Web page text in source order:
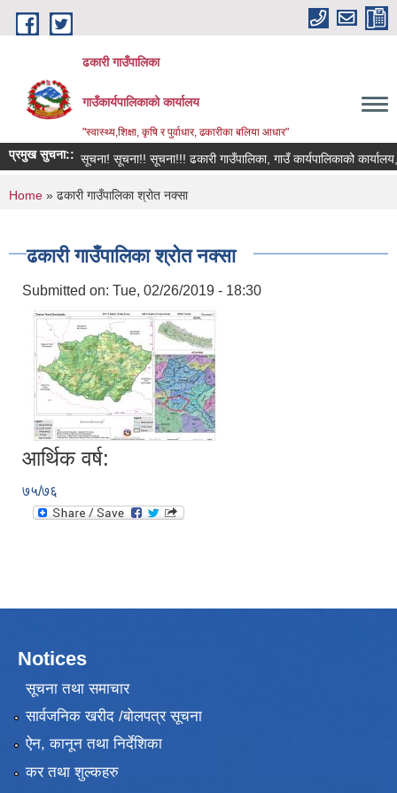
Skip to main content
ढकारी गाउँपालिका
गाउँकार्यपालिकाको कार्यालय
"स्वास्थ्य,शिक्षा, कृषि र पुर्वाधार, ढकारीका बलिया आधार"
प्रमुख सुचना::सूचना! सूचना!! सूचना!!! ढकारी गाउँपालिका, गाउँ कार्यपालिकाको कार्यालय,
You are here
Home » ढकारी गाउँपालिका श्रोत नक्सा
ढकारी गाउँपालिका श्रोत नक्सा
Submitted on: Tue, 02/26/2019 - 18:30
आर्थिक वर्ष:
७५/७६
Notices
सूचना तथा समाचार
सार्वजनिक खरीद /बोलपत्र सूचना
ऐन, कानून तथा निर्देशिका
कर तथा शुल्कहरु